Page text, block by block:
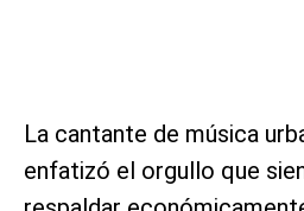
La cantante de música
enfatizó el orgullo que